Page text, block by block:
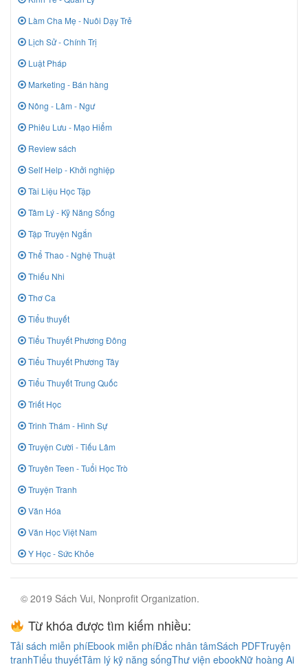
Làm Cha Mẹ - Nuôi Dạy Trẻ
Lịch Sử - Chính Trị
Luật Pháp
Marketing - Bán hàng
Nông - Lâm - Ngư
Phiêu Lưu - Mạo Hiểm
Review sách
Self Help - Khởi nghiệp
Tài Liệu Học Tập
Tâm Lý - Kỹ Năng Sống
Tập Truyện Ngắn
Thể Thao - Nghệ Thuật
Thiếu Nhi
Thơ Ca
Tiểu thuyết
Tiểu Thuyết Phương Đông
Tiểu Thuyết Phương Tây
Tiểu Thuyết Trung Quốc
Triết Học
Trinh Thám - Hình Sự
Truyện Cười - Tiếu Lâm
Truyên Teen - Tuổi Học Trò
Truyện Tranh
Văn Hóa
Văn Học Việt Nam
Y Học - Sức Khỏe
© 2019 Sách Vui, Nonprofit Organization.
Từ khóa được tìm kiếm nhiều:
Tải sách miễn phíEbook miễn phíĐắc nhân tâmSách PDFTruyện
tranhTiểu thuyếtTâm lý kỹ năng sốngThư viện ebookNữ hoàng Ai